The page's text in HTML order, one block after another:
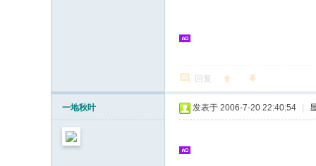
回复
一地秋叶 发表于 2006-7-20 22:40:54